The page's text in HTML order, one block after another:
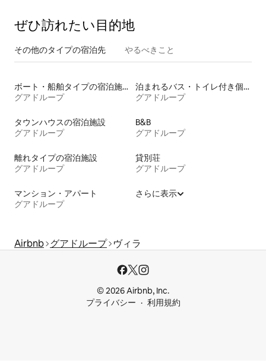
ぜひ訪⁠れ⁠た⁠い目⁠的⁠地
その他のタ⁠イ⁠プ⁠の宿⁠泊⁠先 やるべきこと
ボート・船舶タイプの宿泊施設
グアドループ
泊まれるバス・トイレ付き個室
グアドループ
タウンハウスの宿泊施設
グアドループ
B&B
グアドループ
離れタイプの宿泊施設
グアドループ
貸別荘
グアドループ
マンション・アパート
グアドループ
さらに表示
Airbnb グアドループ ヴィラ
© 2026 Airbnb, Inc.
プライバシー
利用規約